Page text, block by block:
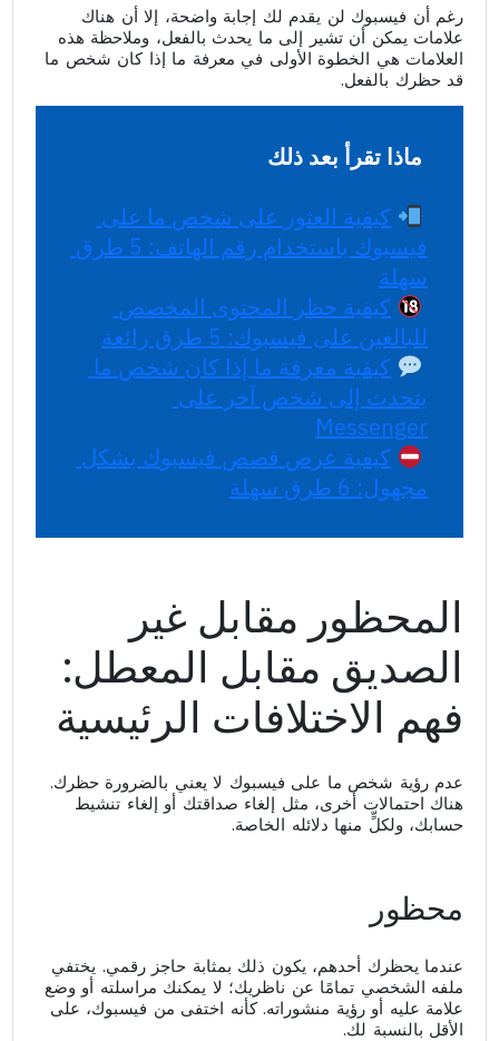
رغم أن فيسبوك لن يقدم لك إجابة واضحة، إلا أن هناك
علامات يمكن أن تشير إلى ما يحدث بالفعل، وملاحظة هذه
العلامات هي الخطوة الأولى في معرفة ما إذا كان شخص ما
قد حظرك بالفعل.
ماذا تقرأ بعد ذلك
سهلة
للبالغين على فيسبوك: 5 طرق رائعة
regnesseM
مجهول: 6 طرق سهلة
المحظور مقابل غير
الصديق مقابل المعطل:
فهم الاختلافات الرئيسية
عدم رؤية شخص ما على فيسبوك لا يعني بالضرورة حظرك.
هناك احتمالات أخرى، مثل إلغاء صداقتك أو إلغاء تنشيط
حسابك، ولكلٍّ منها دلائله الخاصة.
محظور
عندما يحظرك أحدهم، يكون ذلك بمثابة حاجز رقمي. يختفي
ملفه الشخصي تمامًا عن ناظريك؛ لا يمكنك مراسلته أو وضع
علامة عليه أو رؤية منشوراته. كأنه اختفى من فيسبوك، على
الأقل بالنسبة لك.